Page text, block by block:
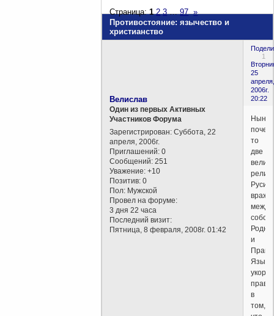
Противостояние: язычество и
христианство
Страница:1 2 3 … 97 »
1
25
апреля,
2006г.
20:22
Велислав
Один из первых Активных
Участников Форума
Зарегистрирован: Суббота, 22
апреля, 2006г.
Приглашений: 0
Сообщений: 251
Уважение: +10
Позитив: 0
Пол: Мужской
Провел на форуме:
3 дня 22 часа
Последний визит:
Пятница, 8 февраля, 2008г. 01:42
Ныне
то
две
Руси
между
собой:
и
в
том,